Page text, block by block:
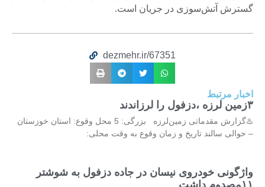
گسترش آتش‌سوزی در جریان است.
dezmehr.ir/67351
اخبار مرتبط
۳زمین لرزه ،دزفول را لرزاندند
♨️گزارش مقدماتی زمین‌لرزه بزرگی: 5 محل وقوع: استان خوزستان
– حوالی سالند تاریخ و زمان وقوع به وقت محلی:
واژگونی خودروی نیسان در جاده دزفول به شوشتر
۱۱مصدوم داشت